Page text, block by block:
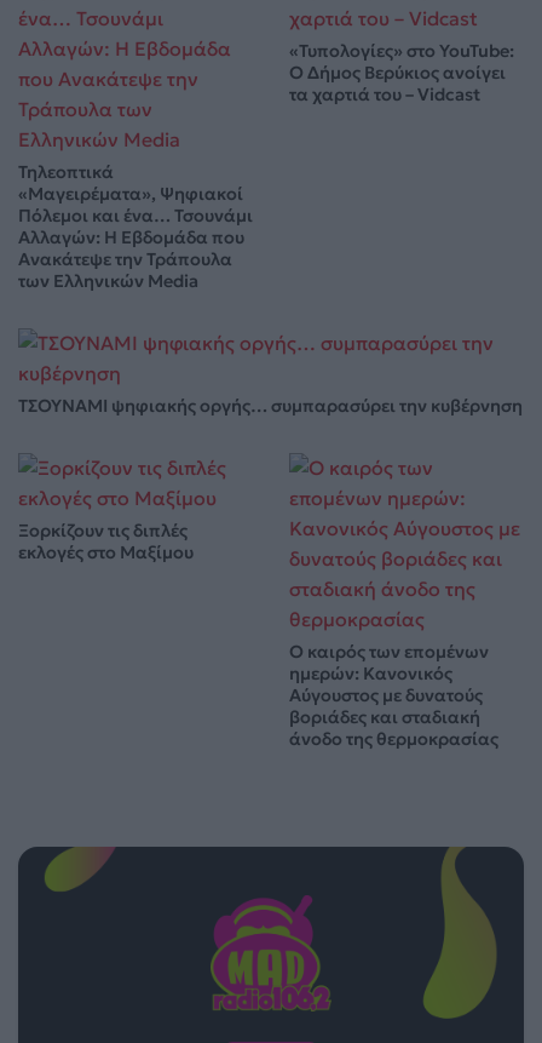
Τηλεοπτικά
«Μαγειρέματα», Ψηφιακοί
Πόλεμοι και ένα… Τσουνάμι
Αλλαγών: Η Εβδομάδα που
Ανακάτεψε την Τράπουλα
των Ελληνικών Media
«Τυπολογίες» στο YouTube:
Ο Δήμος Βερύκιος ανοίγει
τα χαρτιά του – Vidcast
ΤΣΟΥΝΑΜΙ ψηφιακής οργής… συμπαρασύρει την κυβέρνηση
Ξορκίζουν τις διπλές
εκλογές στο Μαξίμου
Ο καιρός των επομένων
ημερών: Κανονικός
Αύγουστος με δυνατούς
βοριάδες και σταδιακή
άνοδο της θερμοκρασίας